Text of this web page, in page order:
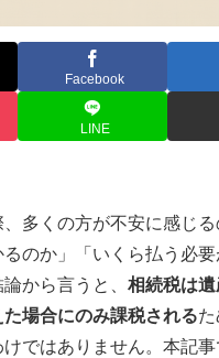
Facebook
LINE
多くの方が不安に感じ
のか」「いくら払う必要
から言うと、 相続税は
場合にのみ課税される
ではありません。本記